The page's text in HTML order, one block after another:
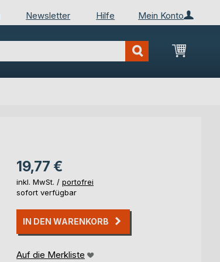
Mein Konto
Newsletter Hilfe
Mein
19,77 €
inkl. MwSt. / portofrei
sofort verfügbar
IN DEN WARENKORB
Auf die Merkliste